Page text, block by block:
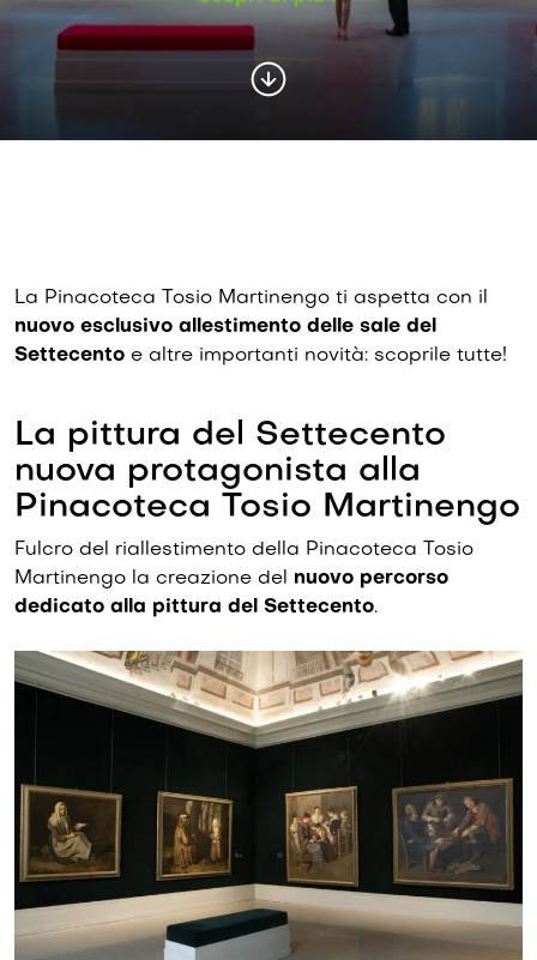
La Pinacoteca Tosio Martinengo ti aspetta con il
nuovo esclusivo allestimento delle sale del
Settecento e altre importanti novità: scoprile tutte!
La pittura del Settecento
nuova protagonista alla
Pinacoteca Tosio Martinengo
Fulcro del riallestimento della Pinacoteca Tosio
Martinengo la creazione del nuovo percorso
dedicato alla pittura del Settecento.